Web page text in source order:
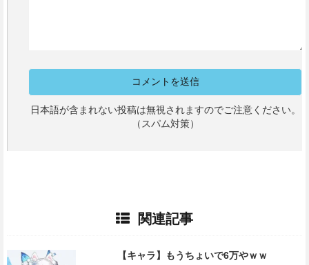
日本語が含まれない投稿は無視されますのでご注意ください。
（スパム対策）
関連記事
【キャラ】もうちょいで6万やｗｗ